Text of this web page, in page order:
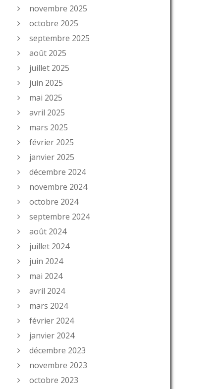
novembre 2025
octobre 2025
septembre 2025
août 2025
juillet 2025
juin 2025
mai 2025
avril 2025
mars 2025
février 2025
janvier 2025
décembre 2024
novembre 2024
octobre 2024
septembre 2024
août 2024
juillet 2024
juin 2024
mai 2024
avril 2024
mars 2024
février 2024
janvier 2024
décembre 2023
novembre 2023
octobre 2023